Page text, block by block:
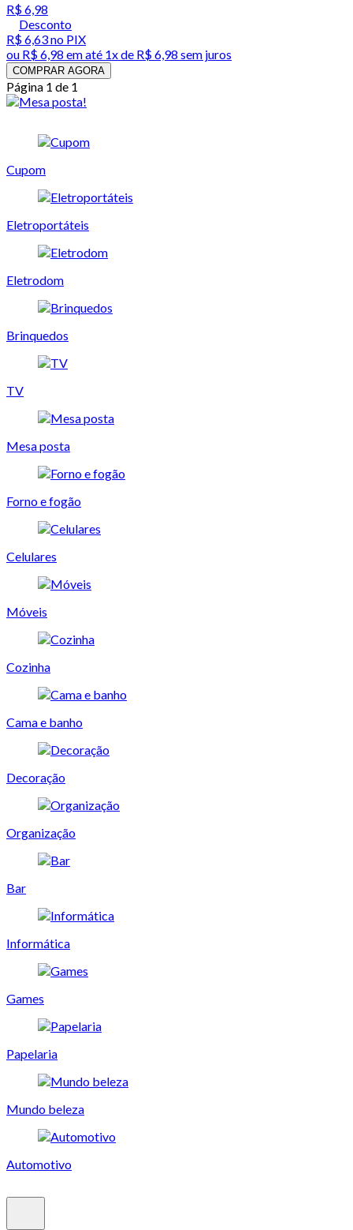
R$ 6,98
Desconto
R$ 6,63no PIX
ou R$ 6,98 em até 1x de R$ 6,98 sem juros
COMPRAR AGORA
Página 1 de 1
Cupom
Eletroportáteis
Eletrodom
Brinquedos
TV
Mesa posta
Forno e fogão
Celulares
Móveis
Cozinha
Cama e banho
Decoração
Organização
Bar
Informática
Games
Papelaria
Mundo beleza
Automotivo